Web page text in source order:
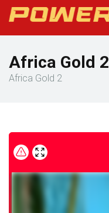
Africa Gold 2
Africa Gold 2